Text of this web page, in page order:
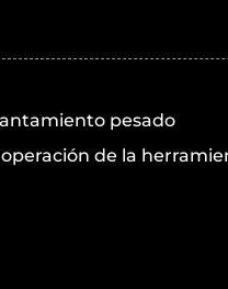
pesado
de la